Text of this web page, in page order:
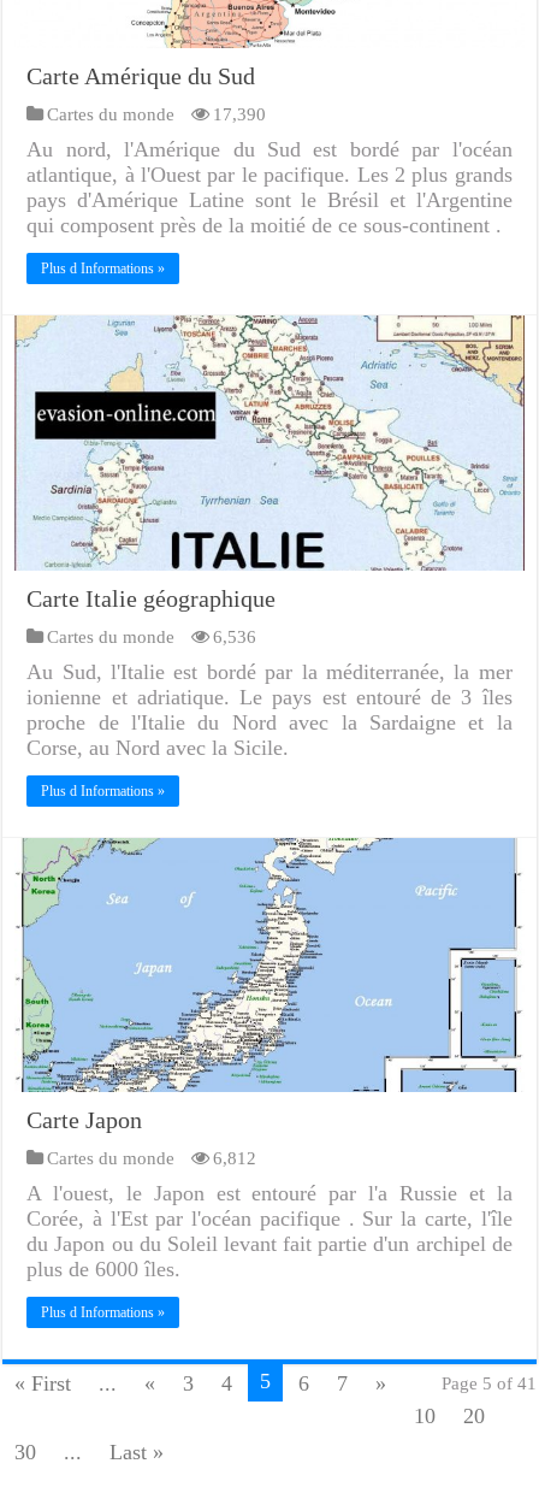
Carte Amérique du Sud
Cartes du monde 17,390
Au nord, l'Amérique du Sud est bordé par l'océan
atlantique, à l'Ouest par le pacifique. Les 2 plus grands
pays d'Amérique Latine sont le Brésil et l'Argentine
qui composent près de la moitié de ce sous-continent .
Plus d Informations »
Carte Italie géographique
Cartes du monde 6,536
Au Sud, l'Italie est bordé par la méditerranée, la mer
ionienne et adriatique. Le pays est entouré de 3 îles
proche de l'Italie du Nord avec la Sardaigne et la
Corse, au Nord avec la Sicile.
Plus d Informations »
Carte Japon
Cartes du monde 6,812
A l'ouest, le Japon est entouré par l'a Russie et la
Corée, à l'Est par l'océan pacifique . Sur la carte, l'île
du Japon ou du Soleil levant fait partie d'un archipel de
plus de 6000 îles.
Plus d Informations »
Page 5 of 41
« First ... « 3 4 5 6 7
»
10
20
30
... Last »